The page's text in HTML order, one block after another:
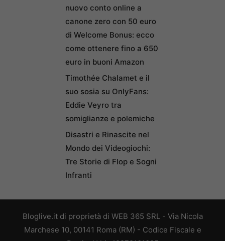
nuovo conto online a
canone zero con 50 euro
di Welcome Bonus: ecco
come ottenere fino a 650
euro in buoni Amazon
Timothée Chalamet e il
suo sosia su OnlyFans:
Eddie Veyro tra
somiglianze e polemiche
Disastri e Rinascite nel
Mondo dei Videogiochi:
Tre Storie di Flop e Sogni
Infranti
Bloglive.it di proprietà di WEB 365 SRL - Via Nicola
Marchese 10, 00141 Roma (RM) - Codice Fiscale e